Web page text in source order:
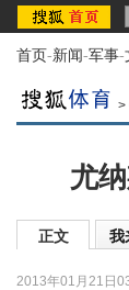
首页-新闻-军事-
>
尤
正文 我
2013年01月21日